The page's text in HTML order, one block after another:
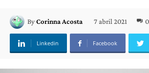
ByCorinna Acosta 7 abril 2021 0
Linkedin Facebook